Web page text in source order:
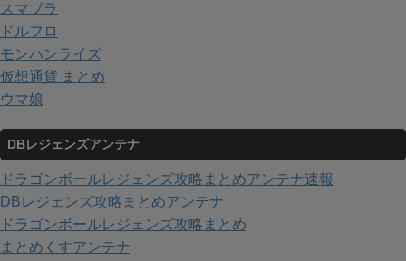
スマブラ
ドルフロ
モンハンライズ
仮想通貨 まとめ
ウマ娘
DBレジェンズアンテナ
ドラゴンボールレジェンズ攻略まとめアンテナ速報
DBレジェンズ攻略まとめアンテナ
ドラゴンボールレジェンズ攻略まとめ
まとめくすアンテナ